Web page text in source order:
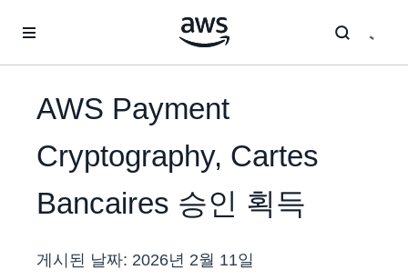
AWS Payment
Cryptography, Cartes
Bancaires 승인 획득
게시된 날짜: 2026년 2월 11일